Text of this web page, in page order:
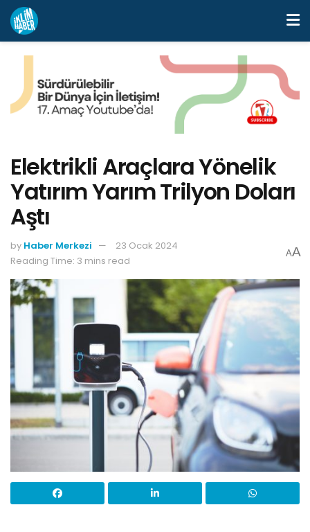
Elektrikli Araçlara Yönelik
Yatırım Yarım Trilyon Doları
Aştı
by Haber Merkezi
23 Ocak 2024
Reading Time: 3 mins read
AA